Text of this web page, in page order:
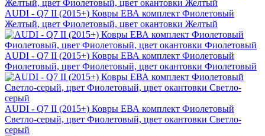
AUDI - Q7 II (2015+) Ковры ЕВА комплект Фиолетовый
Желтый, цвет Фиолетовый, цвет окантовки Желтый
AUDI - Q7 II (2015+) Ковры ЕВА комплект Фиолетовый
Фиолетовый, цвет Фиолетовый, цвет окантовки Фиолетовый
AUDI - Q7 II (2015+) Ковры ЕВА комплект Фиолетовый
Светло-серый, цвет Фиолетовый, цвет окантовки Светло-
серый